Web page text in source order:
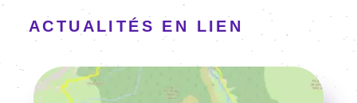
ACTUALITÉS EN LIEN
Voir l'article
Image